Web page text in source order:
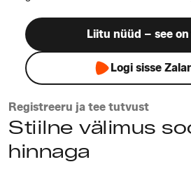
Liitu nüüd – see
Logi sisse
Registreeru ja tee tutvust
Stiilne välimus
hinnaga